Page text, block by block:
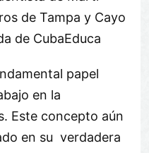
de Tampa y Cayo
de CubaEduca
papel
en la
Este concepto aún
en su verdadera